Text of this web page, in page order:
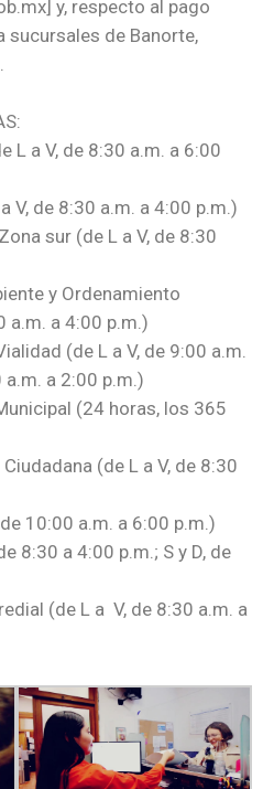
y, respecto al pago
sucursales de Banorte,
L a V, de 8:30 a.m. a 6:00
V, de 8:30 a.m. a 4:00 p.m.)
sur (de L a V, de 8:30
y Ordenamiento
a.m. a 4:00 p.m.)
(de L a V, de 9:00 a.m.
a.m. a 2:00 p.m.)
(24 horas, los 365
(de L a V, de 8:30
10:00 a.m. a 6:00 p.m.)
8:30 a 4:00 p.m.; S y D, de
(de L a V, de 8:30 a.m. a